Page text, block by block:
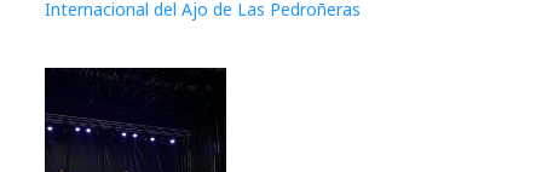
Internacional del Ajo de Las Pedroñeras